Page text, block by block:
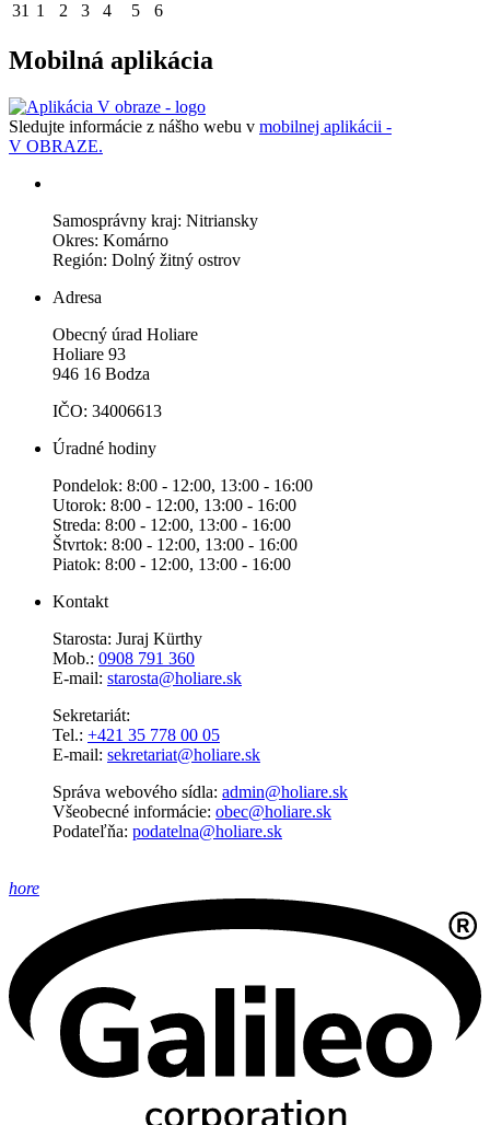
31 1 2 3 4 5 6
Mobilná aplikácia
Sledujte informácie z nášho webu v mobilnej aplikácii -
V OBRAZE.
Samosprávny kraj: Nitriansky
Okres: Komárno
Región: Dolný žitný ostrov
Adresa
Obecný úrad Holiare
Holiare 93
946 16 Bodza
IČO: 34006613
Úradné hodiny
Pondelok: 8:00 - 12:00, 13:00 - 16:00
Utorok: 8:00 - 12:00, 13:00 - 16:00
Streda: 8:00 - 12:00, 13:00 - 16:00
Štvrtok: 8:00 - 12:00, 13:00 - 16:00
Piatok: 8:00 - 12:00, 13:00 - 16:00
Kontakt
Starosta: Juraj Kürthy
Mob.: 0908 791 360
E-mail: starosta@holiare.sk
Sekretariát:
Tel.: +421 35 778 00 05
E-mail: sekretariat@holiare.sk
Správa webového sídla: admin@holiare.sk
Všeobecné informácie: obec@holiare.sk
Podateľňa: podatelna@holiare.sk
hore